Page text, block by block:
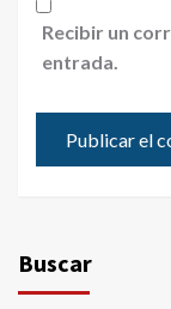
Recibir un
entrada.
Buscar